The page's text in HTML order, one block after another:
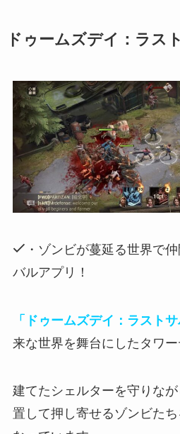
ドゥームズデイ：ラス
・ゾンビが蔓延る世界で
バルアプリ！
「ドゥームズデイ：ラストサ
来な世界を舞台にしたタワー
建てたシェルターを守りな
置して押し寄せるゾンビた